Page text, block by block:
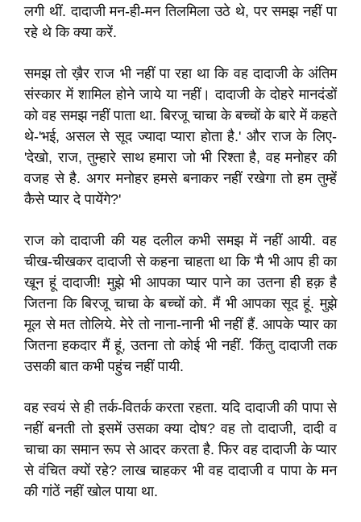
लगी थीं. दादाजी मन-ही-मन तिलमिला उठे थे, पर समझ नहीं पा
रहे थे कि क्या करें.
समझ तो ख़ैर राज भी नहीं पा रहा था कि वह दादाजी के अंतिम
संस्कार में शामिल होने जाये या नहीं। दादाजी के दोहरे मानदंडों
को वह समझ नहीं पाता था. बिरजू चाचा के बच्चों के बारे में कहते
थे-'भई, असल से सूद ज्यादा प्यारा होता है.' और राज के लिए-
'देखो, राज, तुम्हारे साथ हमारा जो भी रिश्ता है, वह मनोहर की
वजह से है. अगर मनोहर हमसे बनाकर नहीं रखेगा तो हम तुम्हें
कैसे प्यार दे पायेंगे?'
राज को दादाजी की यह दलील कभी समझ में नहीं आयी. वह
चीख-चीखकर दादाजी से कहना चाहता था कि 'मै भी आप ही का
खून हूं दादाजी! मुझे भी आपका प्यार पाने का उतना ही हक़ है
जितना कि बिरजू चाचा के बच्चों को. मैं भी आपका सूद हूं. मुझे
मूल से मत तोलिये. मेरे तो नाना-नानी भी नहीं हैं. आपके प्यार का
जितना हकदार मैं हूं, उतना तो कोई भी नहीं. 'किंतु दादाजी तक
उसकी बात कभी पहुंच नहीं पायी.
वह स्वयं से ही तर्क-वितर्क करता रहता. यदि दादाजी की पापा से
नहीं बनती तो इसमें उसका क्या दोष? वह तो दादाजी, दादी व
चाचा का समान रूप से आदर करता है. फिर वह दादाजी के प्यार
से वंचित क्यों रहे? लाख चाहकर भी वह दादाजी व पापा के मन
की गांठें नहीं खोल पाया था.